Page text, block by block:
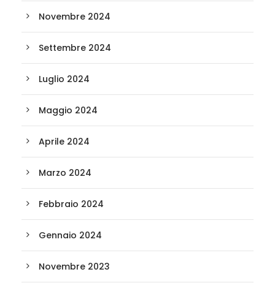
Novembre 2024
Settembre 2024
Luglio 2024
Maggio 2024
Aprile 2024
Marzo 2024
Febbraio 2024
Gennaio 2024
Novembre 2023